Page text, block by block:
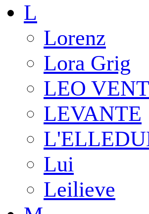
L
Lorenz
Lora Grig
LEO
LEVANTE
Lui
Leilieve